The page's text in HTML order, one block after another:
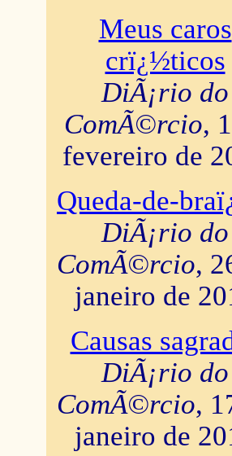
Meus caros
crï¿½ticos
DiÃ¡rio do
ComÃ©rcio,
fevereiro de
Queda-de-
DiÃ¡rio do
ComÃ©rcio,
janeiro de
Causas
DiÃ¡rio do
ComÃ©rcio,
janeiro de